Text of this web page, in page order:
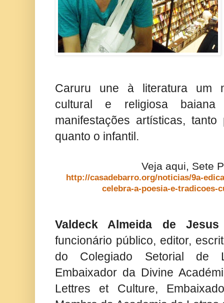
Caruru une à literatura um
cultural e religiosa
manifestações artísticas,
quanto o infantil.
Veja aqui, Sete
http://casadebarro.org/noticias/9a-
celebra-a-poesia-e-tradicoes-
Valdeck Almeida de Jesus
funcionário público, editor,
do Colegiado Setorial de
Embaixador da Divine
Lettres et Culture,